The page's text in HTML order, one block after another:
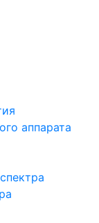
аппарата